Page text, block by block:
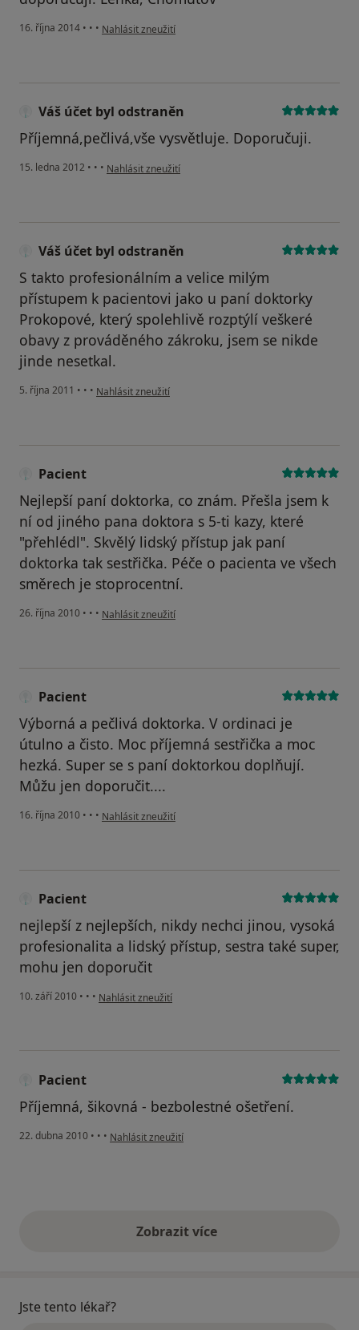
16. října 2014 • • • podle názoru uživatele Váš účet byl odstraněn
Nahlásit zneužití
Váš účet byl odstraněn
Příjemná,pečlivá,vše vysvětluje. Doporučuji.
15. ledna 2012 • • • podle názoru uživatele Váš účet byl odstraněn
Nahlásit zneužití
Váš účet byl odstraněn
S takto profesionálním a velice milým
přístupem k pacientovi jako u paní doktorky
Prokopové, který spolehlivě rozptýlí veškeré
obavy z prováděného zákroku, jsem se nikde
jinde nesetkal.
5. října 2011 • • • podle názoru uživatele Váš účet byl odstraněn
Nahlásit zneužití
Pacient
Nejlepší paní doktorka, co znám. Přešla jsem k
ní od jiného pana doktora s 5-ti kazy, které
"přehlédl". Skvělý lidský přístup jak paní
doktorka tak sestřička. Péče o pacienta ve všech
směrech je stoprocentní.
26. října 2010 • • • podle názoru uživatele Pacient
Nahlásit zneužití
Pacient
Výborná a pečlivá doktorka. V ordinaci je
útulno a čisto. Moc příjemná sestřička a moc
hezká. Super se s paní doktorkou doplňují.
Můžu jen doporučit....
16. října 2010 • • • podle názoru uživatele Pacient
Nahlásit zneužití
Pacient
nejlepší z nejlepších, nikdy nechci jinou, vysoká
profesionalita a lidský přístup, sestra také super,
mohu jen doporučit
10. září 2010 • • • podle názoru uživatele Pacient
Nahlásit zneužití
Pacient
Příjemná, šikovná - bezbolestné ošetření.
22. dubna 2010 • • • podle názoru uživatele Pacient
Nahlásit zneužití
Zobrazit vícevýše uvedené názory
Jste tento lékař?